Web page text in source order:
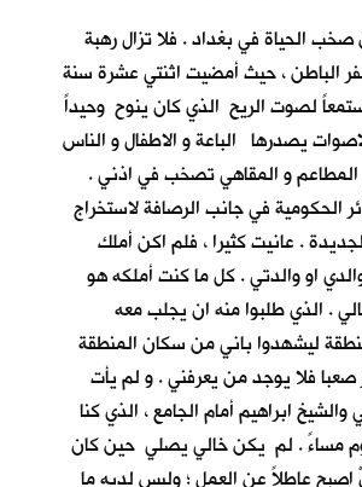
الحياة في بغداد . فلا تزال رهبة
الباطن ، حيث أمضيت اثنتي عشرة سنة
لصوت الريح الذي كان ينوح وحيداً
يصدرها الباعة و الاطفال و الناس
و المقاهي تصخب في اذني .
الحكومية في جانب الرصافة لاستخراج
. عانيت كثيرا ، فلم اكن أملك
او والدتي . كل ما كنت أملكه هو
. الذي طلبوا منه ان يجلب معه
ليشهدوا باني من سكان المنطقة
صعبا فلا يوجد من يعرفني . و لم يأت
ابراهيم أمام الجامع ، الذي كنا
مساءً . لم يكن خالي يصلي حين كان
اصبح عاطلاً عن العمل ؛ وليس لديه ما